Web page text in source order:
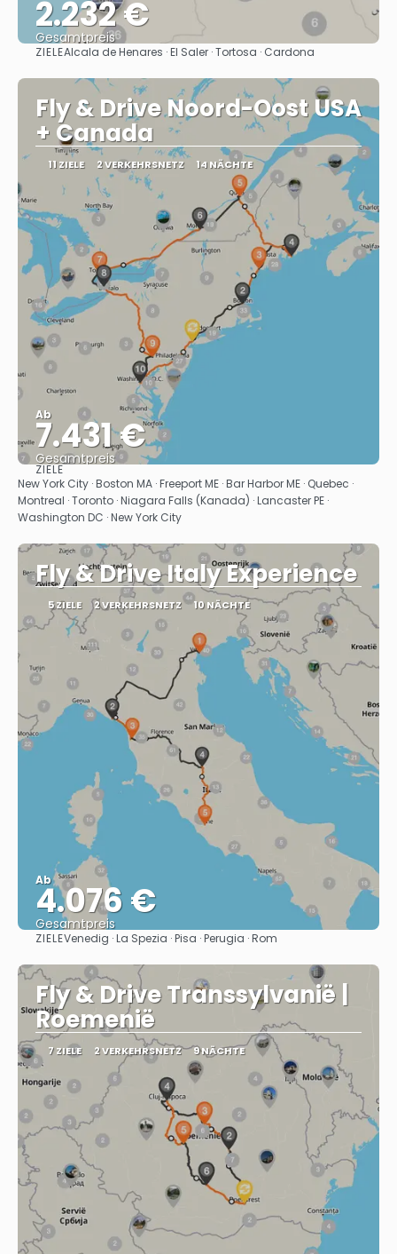
2.232 €
Gesamtpreis
Sehen
ZIELEAlcala de Henares · El Saler · Tortosa · Cardona
Fly & Drive Noord-Oost USA
+ Canada
11 ZIELE 2 VERKEHRSNETZ 14 NÄCHTE
Ab
7.431 €
Gesamtpreis
Sehen
ZIELE
New York City · Boston MA · Freeport ME · Bar Harbor ME · Quebec ·
Montreal · Toronto · Niagara Falls (Kanada) · Lancaster PE ·
Washington DC · New York City
Fly & Drive Italy Experience
5 ZIELE 2 VERKEHRSNETZ 10 NÄCHTE
Ab
4.076 €
Gesamtpreis
Sehen
ZIELEVenedig · La Spezia · Pisa · Perugia · Rom
Fly & Drive Transsylvanië |
Roemenië
7 ZIELE 2 VERKEHRSNETZ 9 NÄCHTE